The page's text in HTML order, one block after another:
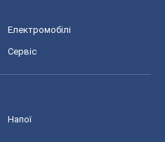
Електромобілі
Сервіс
Напої